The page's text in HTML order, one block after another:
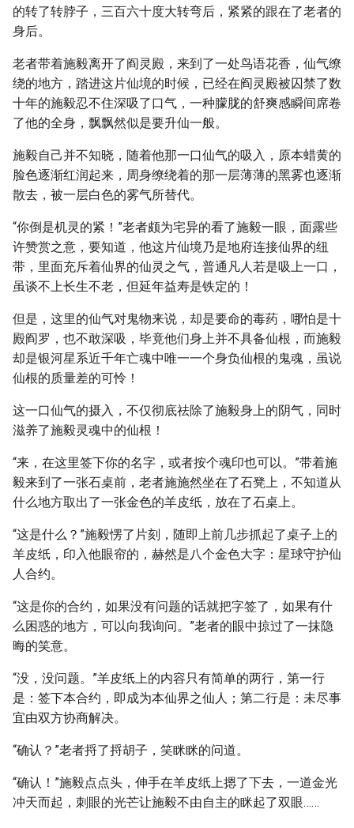
的转了转脖子，三百六十度大转弯后，紧紧的跟在了老者的
身后。
老者带着施毅离开了阎灵殿，来到了一处鸟语花香，仙气缭
绕的地方，踏进这片仙境的时候，已经在阎灵殿被囚禁了数
十年的施毅忍不住深吸了口气，一种朦胧的舒爽感瞬间席卷
了他的全身，飘飘然似是要升仙一般。
施毅自己并不知晓，随着他那一口仙气的吸入，原本蜡黄的
脸色逐渐红润起来，周身缭绕着的那一层薄薄的黑雾也逐渐
散去，被一层白色的雾气所替代。
“你倒是机灵的紧！”老者颇为宅异的看了施毅一眼，面露些
许赞赏之意，要知道，他这片仙境乃是地府连接仙界的纽
带，里面充斥着仙界的仙灵之气，普通凡人若是吸上一口，
虽谈不上长生不老，但延年益寿是铁定的！
但是，这里的仙气对鬼物来说，却是要命的毒药，哪怕是十
殿阎罗，也不敢深吸，毕竟他们身上并不具备仙根，而施毅
却是银河星系近千年亡魂中唯一一个身负仙根的鬼魂，虽说
仙根的质量差的可怜！
这一口仙气的摄入，不仅彻底祛除了施毅身上的阴气，同时
滋养了施毅灵魂中的仙根！
“来，在这里签下你的名字，或者按个魂印也可以。”带着施
毅来到了一张石桌前，老者施施然坐在了石凳上，不知道从
什么地方取出了一张金色的羊皮纸，放在了石桌上。
“这是什么？”施毅愣了片刻，随即上前几步抓起了桌子上的
羊皮纸，印入他眼帘的，赫然是八个金色大字：星球守护仙
人合约。
“这是你的合约，如果没有问题的话就把字签了，如果有什
么困惑的地方，可以向我询问。”老者的眼中掠过了一抹隐
晦的笑意。
“没，没问题。”羊皮纸上的内容只有简单的两行，第一行
是：签下本合约，即成为本仙界之仙人；第二行是：未尽事
宜由双方协商解决。
“确认？”老者捋了捋胡子，笑眯眯的问道。
“确认！”施毅点点头，伸手在羊皮纸上摁了下去，一道金光
冲天而起，刺眼的光芒让施毅不由自主的眯起了双眼……